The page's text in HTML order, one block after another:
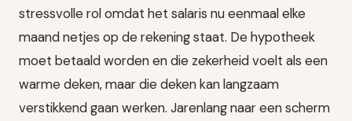
stressvolle rol omdat het salaris nu eenmaal elke
maand netjes op de rekening staat. De hypotheek
moet betaald worden en die zekerheid voelt als een
warme deken, maar die deken kan langzaam
verstikkend gaan werken. Jarenlang naar een scherm